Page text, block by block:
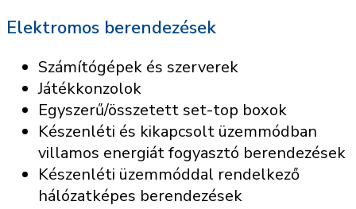
Elektromos berendezések
Számítógépek és szerverek
Játékkonzolok
Egyszerű/összetett set-top boxok
Készenléti és kikapcsolt üzemmódban
villamos energiát fogyasztó berendezések
Készenléti üzemmóddal rendelkező
hálózatképes berendezések